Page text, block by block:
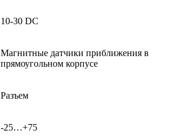
10-30 DC
Магнитные датчики приближения в
прямоугольном корпусе
Разъем
-25…+75